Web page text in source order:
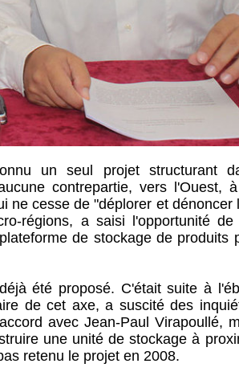
un seul projet structurant
contrepartie, vers l'Ouest,
ne cesse de "déplorer et dénoncer
régions, a saisi l'opportunité de
de stockage de produits
été proposé. C'était suite à
de cet axe, a suscité des
avec Jean-Paul Virapoullé,
une unité de stockage à
retenu le projet en 2008.